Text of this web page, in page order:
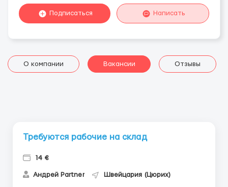
Подписаться Написать
О компании Вакансии Отзывы
Требуются рабочие на склад
14 €
Андрей Partner Швейцария (Цюрих)